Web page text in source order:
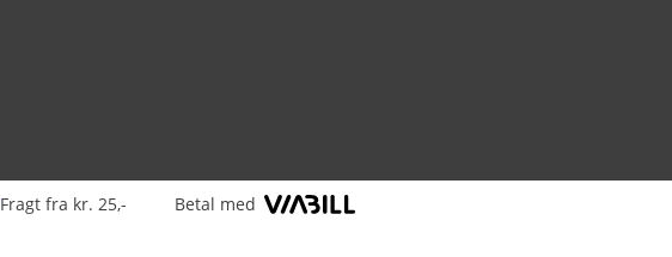
Fragt fra kr. 25,- Betal med